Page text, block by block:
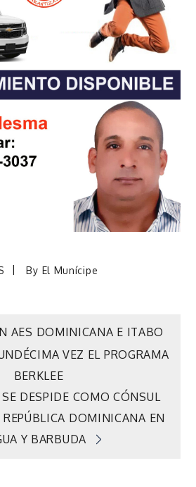
By El Munícipe
AES DOMINICANA E ITABO
VEZ EL PROGRAMA
BERKLEE
DESPIDE COMO CÓNSUL
REPÚBLICA DOMINICANA EN
Y BARBUDA